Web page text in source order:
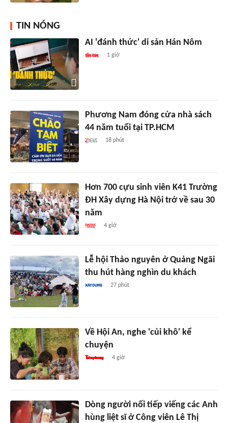
TIN NÓNG
AI 'đánh thức' di sản Hán Nôm
1 giờ
Phương Nam đóng cửa nhà sách
44 năm tuổi tại TP.HCM
18 phút
Hơn 700 cựu sinh viên K41 Trường
ĐH Xây dựng Hà Nội trở về sau 30
năm
4 giờ
Lễ hội Thảo nguyên ở Quảng Ngãi
thu hút hàng nghìn du khách
27 phút
Về Hội An, nghe 'củi khô' kể
chuyện
4 giờ
Dòng người nối tiếp viếng các Anh
hùng liệt sĩ ở Công viên Lê Thị